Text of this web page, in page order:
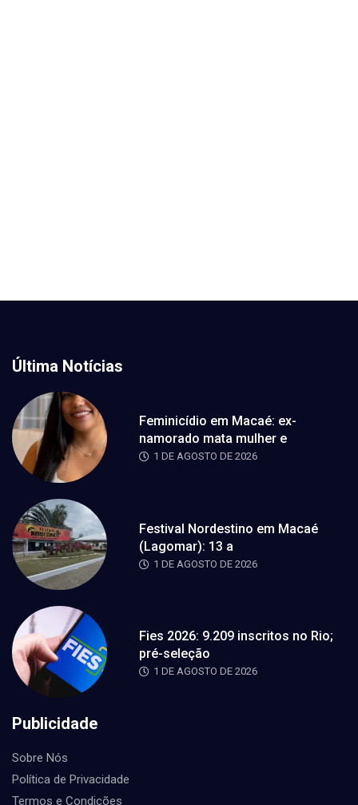
Última Notícias
Feminicídio em Macaé: ex-
namorado mata mulher e
1 DE AGOSTO DE 2026
Festival Nordestino em Macaé
(Lagomar): 13 a
1 DE AGOSTO DE 2026
Fies 2026: 9.209 inscritos no Rio;
pré-seleção
1 DE AGOSTO DE 2026
Publicidade
Sobre Nós
Política de Privacidade
Termos e Condições